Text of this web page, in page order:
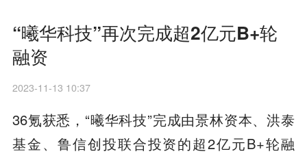
“曦华科技”再次完成超2亿元B+轮
融资
2023-11-13 10:37
36氪获悉，“曦华科技”完成由景林资本、洪泰
基金、鲁信创投联合投资的超2亿元B+轮融